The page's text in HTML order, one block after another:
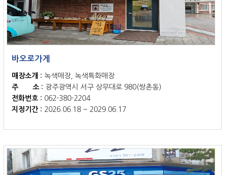
바오로가게
매장소개 : 녹색매장, 녹색특화매장
주 소 : 광주광역시 서구 상무대로 980(쌍촌동)
전화번호 : 062-380-2204
지정기간 : 2026.06.18 ~ 2029.06.17
조회수 : 423